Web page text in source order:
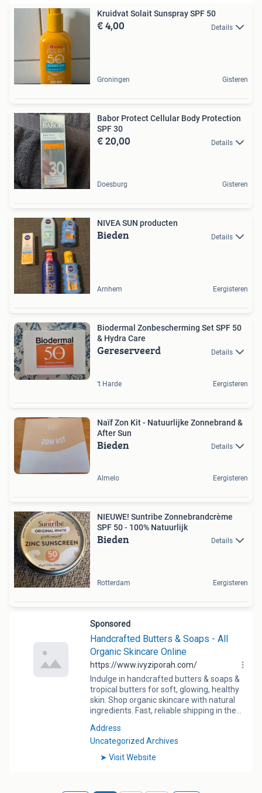
Kruidvat Solait Sunspray SPF 50
€ 4,00 Details
Groningen Gisteren
Babor Protect Cellular Body Protection
SPF 30
€ 20,00 Details
Doesburg Gisteren
NIVEA SUN producten
Bieden Details
Arnhem Eergisteren
Biodermal Zonbescherming Set SPF 50
& Hydra Care
Gereserveerd Details
't Harde Eergisteren
Naïf Zon Kit - Natuurlijke Zonnebrand &
After Sun
Bieden Details
Almelo Eergisteren
NIEUWE! Suntribe Zonnebrandcrème
SPF 50 - 100% Natuurlijk
Bieden Details
Rotterdam Eergisteren